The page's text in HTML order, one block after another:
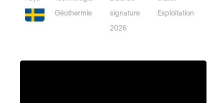
Géothermie
signature
2026
Exploitation